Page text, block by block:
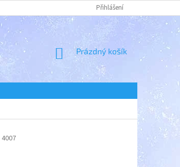
Přihlášení
NÁKUPNÍ
KOŠÍK
Prázdný košík
4007